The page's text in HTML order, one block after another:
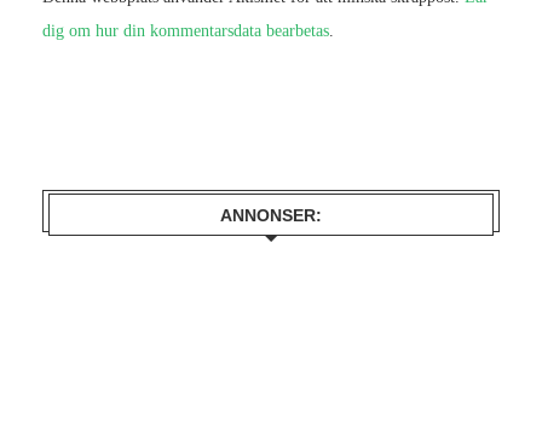
dig om hur din kommentarsdata bearbetas.
ANNONSER: